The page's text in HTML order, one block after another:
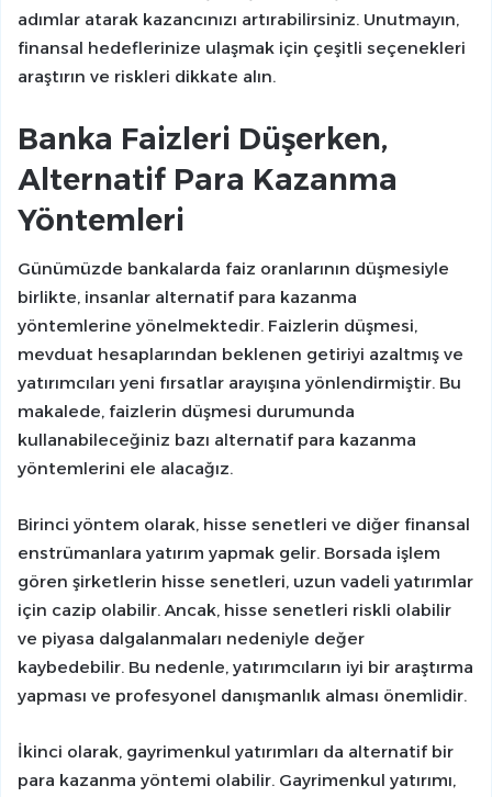
adımlar atarak kazancınızı artırabilirsiniz. Unutmayın,
finansal hedeflerinize ulaşmak için çeşitli seçenekleri
araştırın ve riskleri dikkate alın.
Banka Faizleri Düşerken,
Alternatif Para Kazanma
Yöntemleri
Günümüzde bankalarda faiz oranlarının düşmesiyle
birlikte, insanlar alternatif para kazanma
yöntemlerine yönelmektedir. Faizlerin düşmesi,
mevduat hesaplarından beklenen getiriyi azaltmış ve
yatırımcıları yeni fırsatlar arayışına yönlendirmiştir. Bu
makalede, faizlerin düşmesi durumunda
kullanabileceğiniz bazı alternatif para kazanma
yöntemlerini ele alacağız.
Birinci yöntem olarak, hisse senetleri ve diğer finansal
enstrümanlara yatırım yapmak gelir. Borsada işlem
gören şirketlerin hisse senetleri, uzun vadeli yatırımlar
için cazip olabilir. Ancak, hisse senetleri riskli olabilir
ve piyasa dalgalanmaları nedeniyle değer
kaybedebilir. Bu nedenle, yatırımcıların iyi bir araştırma
yapması ve profesyonel danışmanlık alması önemlidir.
İkinci olarak, gayrimenkul yatırımları da alternatif bir
para kazanma yöntemi olabilir. Gayrimenkul yatırımı,